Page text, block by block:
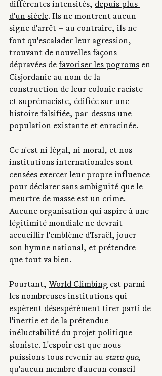
différentes intensités, depuis plus
d'un siècle. Ils ne montrent aucun
signe d'arrêt — au contraire, ils ne
font qu'escalader leur agression,
trouvant de nouvelles façons
dépravées de favoriser les pogroms en
Cisjordanie au nom de la
construction de leur colonie raciste
et suprémaciste, édifiée sur une
histoire falsifiée, par-dessus une
population existante et enracinée.
Ce n'est ni légal, ni moral, et nos
institutions internationales sont
censées exercer leur propre influence
pour déclarer sans ambiguïté que le
meurtre de masse est un crime.
Aucune organisation qui aspire à une
légitimité mondiale ne devrait
accueillir l'emblème d'Israël, jouer
son hymne national, et prétendre
que tout va bien.
Pourtant, World Climbing est parmi
les nombreuses institutions qui
espèrent désespérément tirer parti de
l'inertie et de la prétendue
inéluctabilité du projet politique
sioniste. L'espoir est que nous
puissions tous revenir au statu quo,
qu'aucun membre d'aucun conseil